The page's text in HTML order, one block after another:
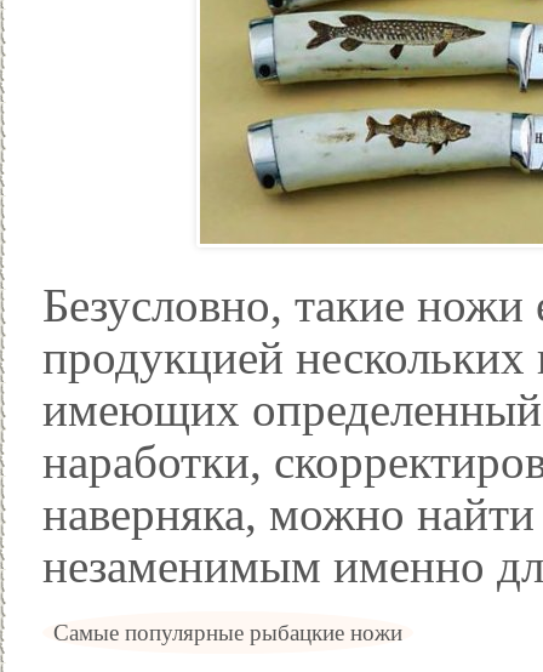
Безусловно, такие
продукцией
имеющих
наработки,
наверняка, можно
незаменимым именно
Самые популярные рыбацкие ножи